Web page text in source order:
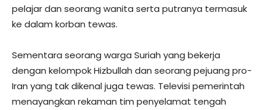
pelajar dan seorang wanita serta putranya termasuk
ke dalam korban tewas.
Sementara seorang warga Suriah yang bekerja
dengan kelompok Hizbullah dan seorang pejuang pro-
Iran yang tak dikenal juga tewas. Televisi pemerintah
menayangkan rekaman tim penyelamat tengah